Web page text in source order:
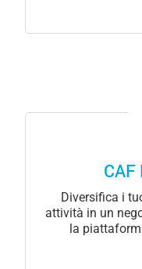
CAF
Diversifica i
attività in un
la